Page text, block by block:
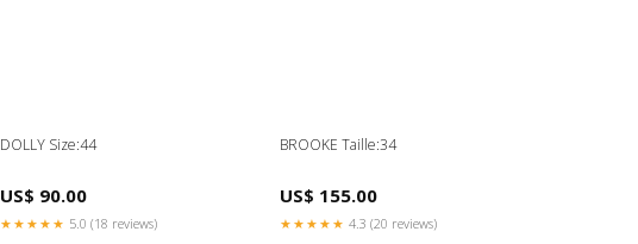
DOLLY Size:44
US$ 90.00
★★★★★ 5.0 (18 reviews)
BROOKE Taille:34
US$ 155.00
★★★★★ 4.3 (20 reviews)